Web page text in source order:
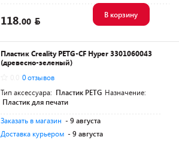
118.00
В корзину
Пластик Creality PETG-CF Hyper 3301060043
(древесно-зеленый)
0 отзывов
Тип аксессуара: Пластик PETG Назначение:
Пластик для печати
Заказать в магазин - 9 августа
Доставка курьером - 9 августа